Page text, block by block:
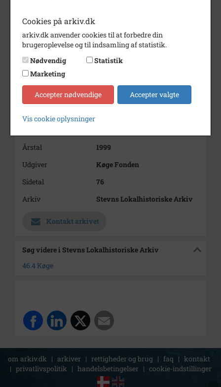
Nummer
H195
Type
Bøger
Illustrationer
Indholdsnote
1998
Årstal
1999
Udgiver
Køge Fonden
Sidetal
76
Arkiv
Stevns Lokalhistoriske Arkiv
Kontakt arkivet
Søg videre i Stevns Lokalhistoriske Arkiv
46.4 Køge
om arkiv.dk | arkiver | rettigheder og brug | faq | kontakt
| privatlivspolitik | handelsbetingelser | cookie-indstillinger
Cookies på arkiv.dk
arkiv.dk anvender cookies til at forbedre din
brugeroplevelse og til indsamling af statistik.
Nødvendig
Statistik
Marketing
Accepter nødvendige Accepter valgte
Vis cookie oplysninger